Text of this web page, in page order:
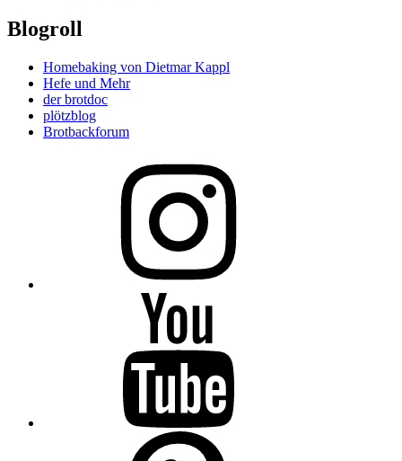
Blogroll
Homebaking von Dietmar Kappl
Hefe und Mehr
der brotdoc
plötzblog
Brotbackforum